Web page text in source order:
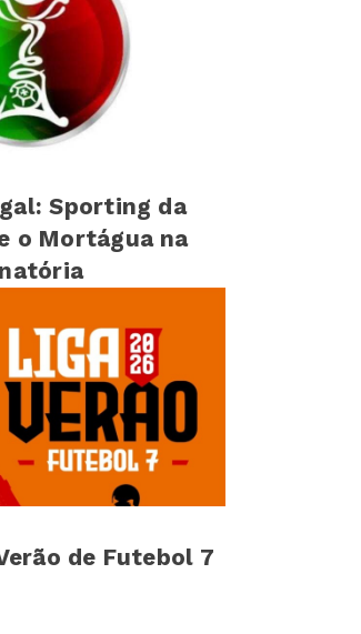
Sporting da
o Mortágua na
de Futebol 7